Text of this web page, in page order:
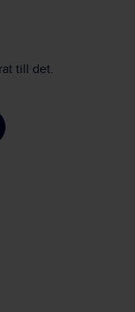
till det.